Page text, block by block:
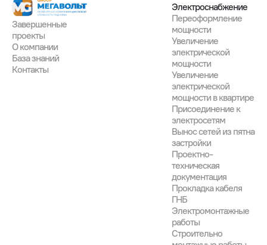
Завершенные
проекты
О компании
База знаний
Контакты
Электроснабжение
Переоформление
мощности
Увеличение
электрической
мощности
Увеличение
электрической
мощности в квартире
Присоединение к
электросетям
Вынос сетей из пятна
застройки
Проектно-
техническая
документация
Прокладка кабеля
ГНБ
Электромонтажные
работы
Строительно